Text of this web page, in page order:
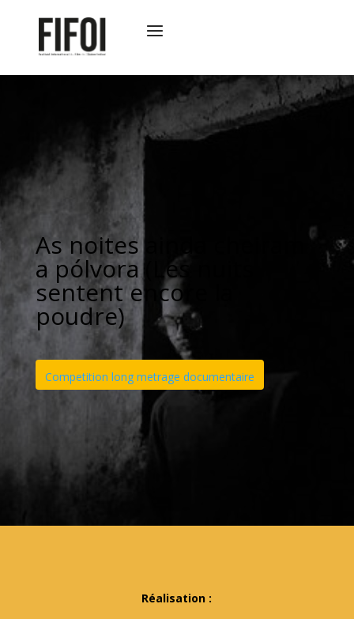
As noites ainda cheiram
a pólvora (Les nuits
sentent encore la
poudre)
Competition long metrage documentaire
Réalisation :